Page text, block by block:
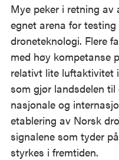
Mye peker i retning
egnet arena for
droneteknologi. Flere
med høy kompetanse
relativt lite luftaktivitet
som gjør landsdelen
nasjonale og
etablering av Norsk
signalene som tyder
styrkes i fremtiden.